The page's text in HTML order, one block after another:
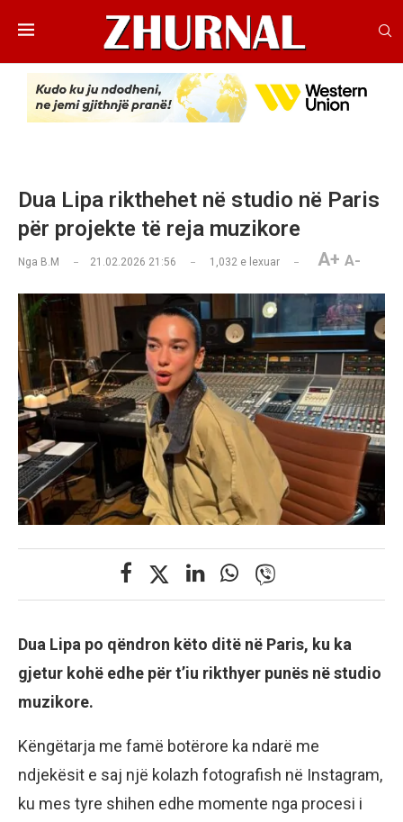
Dua Lipa rikthehet në studio në Paris
për projekte të reja muzikore
Nga B.M 21.02.2026 21:56 1,032 e lexuar A+ A-
Dua Lipa po qëndron këto ditë në Paris, ku ka
gjetur kohë edhe për t’iu rikthyer punës në studio
muzikore.
Këngëtarja me famë botërore ka ndarë me
ndjekësit e saj një kolazh fotografish në Instagram,
ku mes tyre shihen edhe momente nga procesi i